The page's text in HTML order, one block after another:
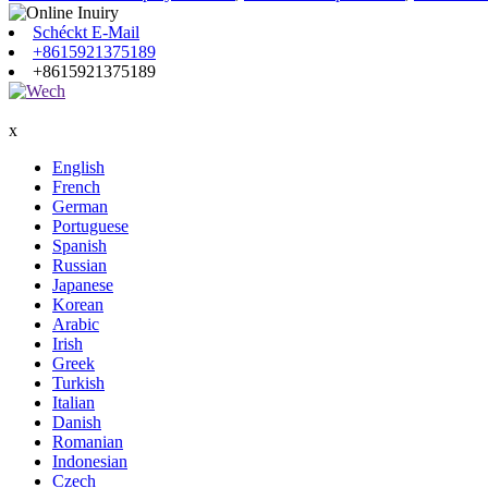
Schéckt E-Mail
+8615921375189
+8615921375189
x
English
French
German
Portuguese
Spanish
Russian
Japanese
Korean
Arabic
Irish
Greek
Turkish
Italian
Danish
Romanian
Indonesian
Czech